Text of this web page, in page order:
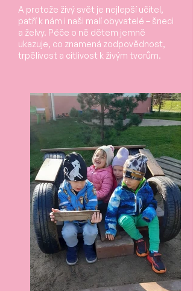
A protože živý svět je nejlepší učitel,
patří k nám i naši malí obyvatelé – šneci
a želvy. Péče o ně dětem jemně
ukazuje, co znamená zodpovědnost,
trpělivost a citlivost k živým tvorům.